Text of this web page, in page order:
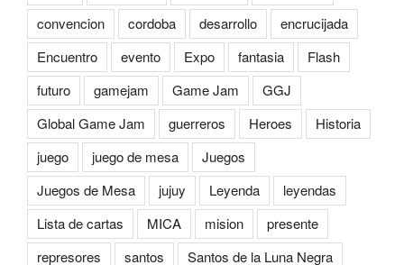
convencion
cordoba desarrollo
encrucijada
Encuentro
evento Expo fantasia
Flash
futuro
gamejam Game Jam
GGJ
Global Game Jam
guerreros Heroes
Historia
juego
juego de mesa
Juegos
Juegos de Mesa
jujuy Leyenda
leyendas
Lista de cartas
MICA mision
presente
represores
santos Santos de la Luna Negra